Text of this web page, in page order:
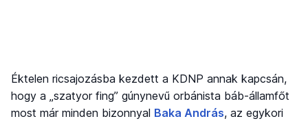
Éktelen ricsajozásba kezdett a KDNP annak kapcsán,
hogy a „szatyor fing” gúnynevű orbánista báb-államfőt
most már minden bizonnyal Baka András, az egykori